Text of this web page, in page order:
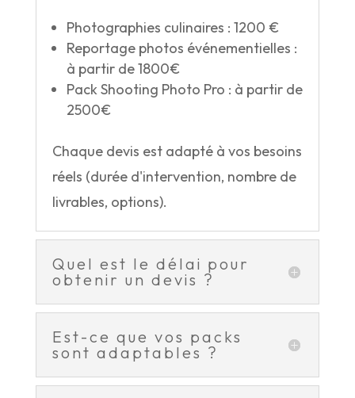
Photographies culinaires : 1200 €
Reportage photos événementielles :
à partir de 1800€
Pack Shooting Photo Pro : à partir de
2500€
Chaque devis est adapté à vos besoins
réels (durée d'intervention, nombre de
livrables, options).
Quel est le délai pour
obtenir un devis ?
Est-ce que vos packs
sont adaptables ?